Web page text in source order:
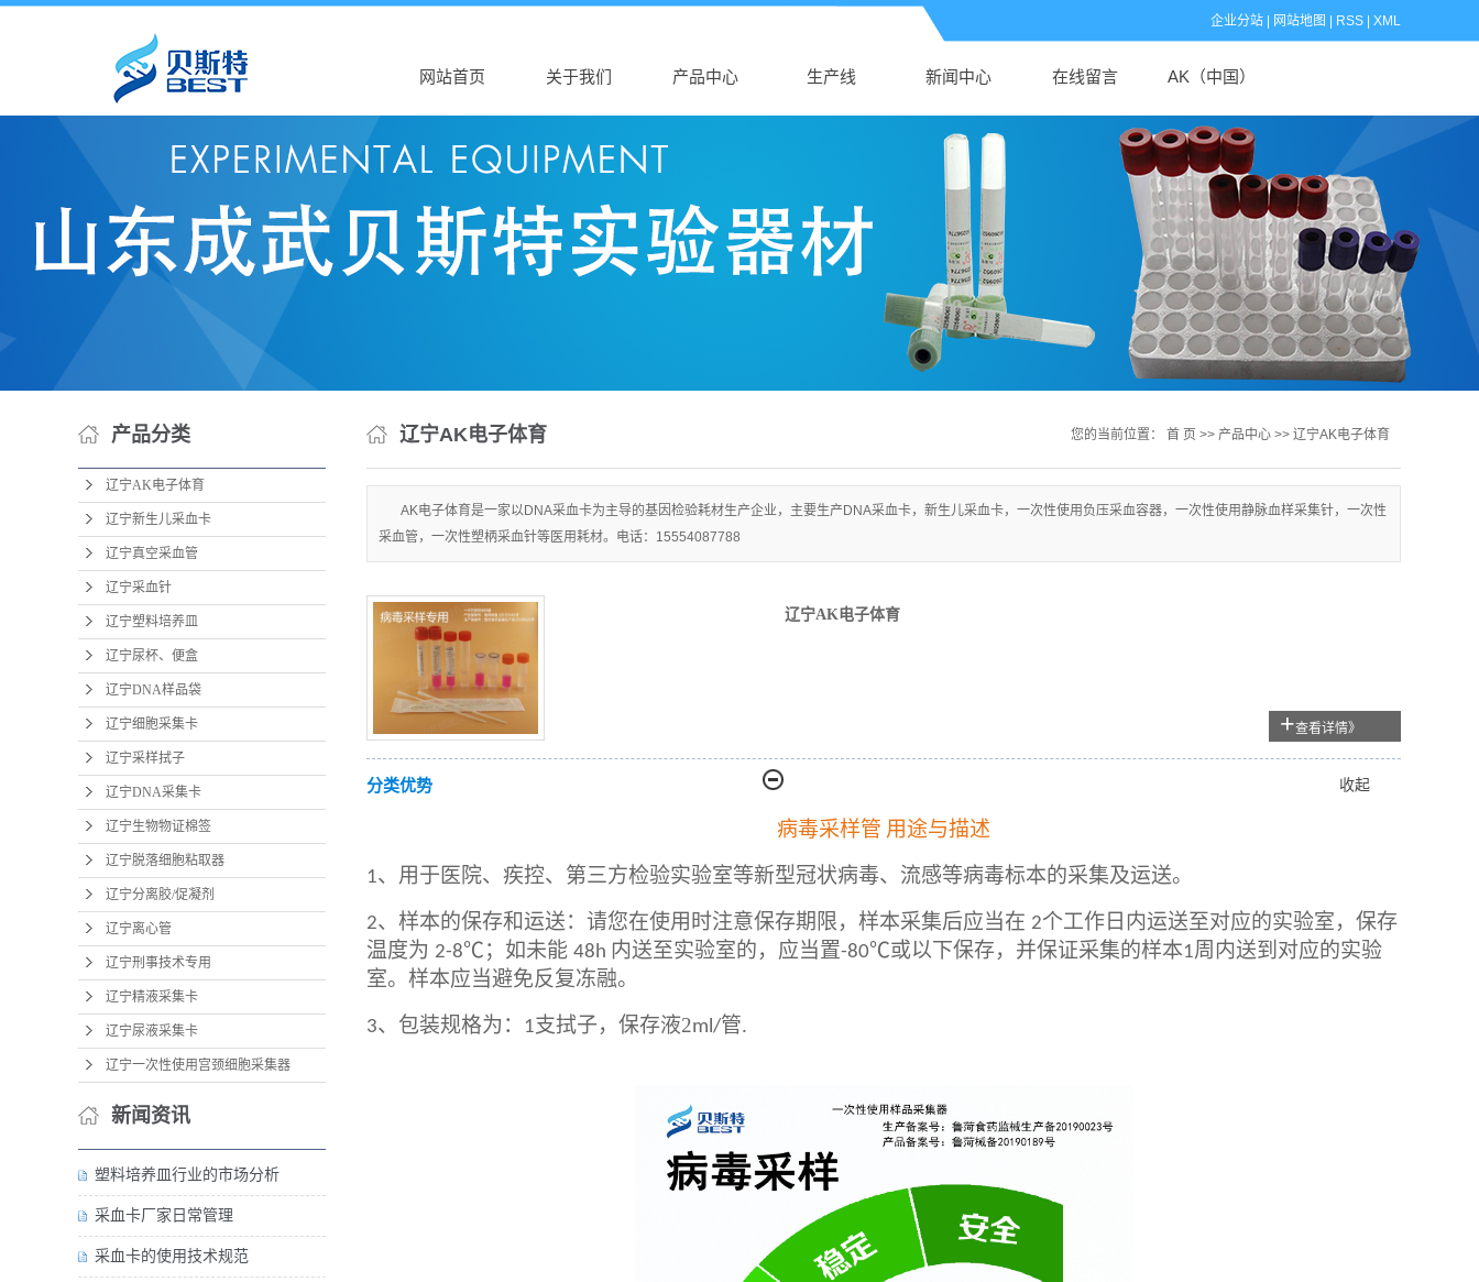
企业分站 网站地图 RSS XML
网站首页 关于我们
公司介绍
AK（中国）
产品中心
辽宁AK电子体育
辽宁采血针
辽宁DNA采集卡
辽宁生物物证棉
宫颈细胞采集器
生产线
生产线
新闻中心
公司新闻
行业新闻
技术知识
在线留言 AK（中国）
产品分类
辽宁AK电子体育
辽宁新生儿采血卡
辽宁真空采血管
辽宁采血针
辽宁塑料培养皿
辽宁尿杯、便盒
辽宁DNA样品袋
辽宁细胞采集卡
辽宁采样拭子
辽宁DNA采集卡
辽宁生物物证棉签
辽宁脱落细胞粘取器
辽宁分离胶/促凝剂
辽宁离心管
辽宁刑事技术专用
辽宁精液采集卡
辽宁尿液采集卡
辽宁一次性使用宫颈细胞采集器
新闻资讯
塑料培养皿行业的市场分析
采血卡厂家日常管理
采血卡的使用技术规范
辽宁AK电子体育 您的当前位置： 首 页 >> 产品中心 >> 辽宁AK电子体育
AK电子体育是一家以DNA采血卡为主导的基因检验耗材生产企业，主要生产DNA采血卡，新生儿采血卡，一次性使用负压采血容器，一次性使用静脉血样采集针，一次性
采血管，一次性塑柄采血针等医用耗材。电话：15554087788
辽宁AK电子体育
+查看详情》
分类优势 收起
病毒采样管 用途与描述
1、用于医院、疾控、第三方检验实验室等新型冠状病毒、流感等病毒标本的采集及运送。
2、样本的保存和运送：请您在使用时注意保存期限，样本采集后应当在 2个工作日内运送至对应的实验室，保存
温度为 2-8℃ ；如未能 48h 内送至实验室的，应当置-80℃或以下保存，并保证采集的样本1周内送到对应的实验
室。样本应当避免反复冻融。
3、包装规格为： 1支拭子，保存液2ml/管.